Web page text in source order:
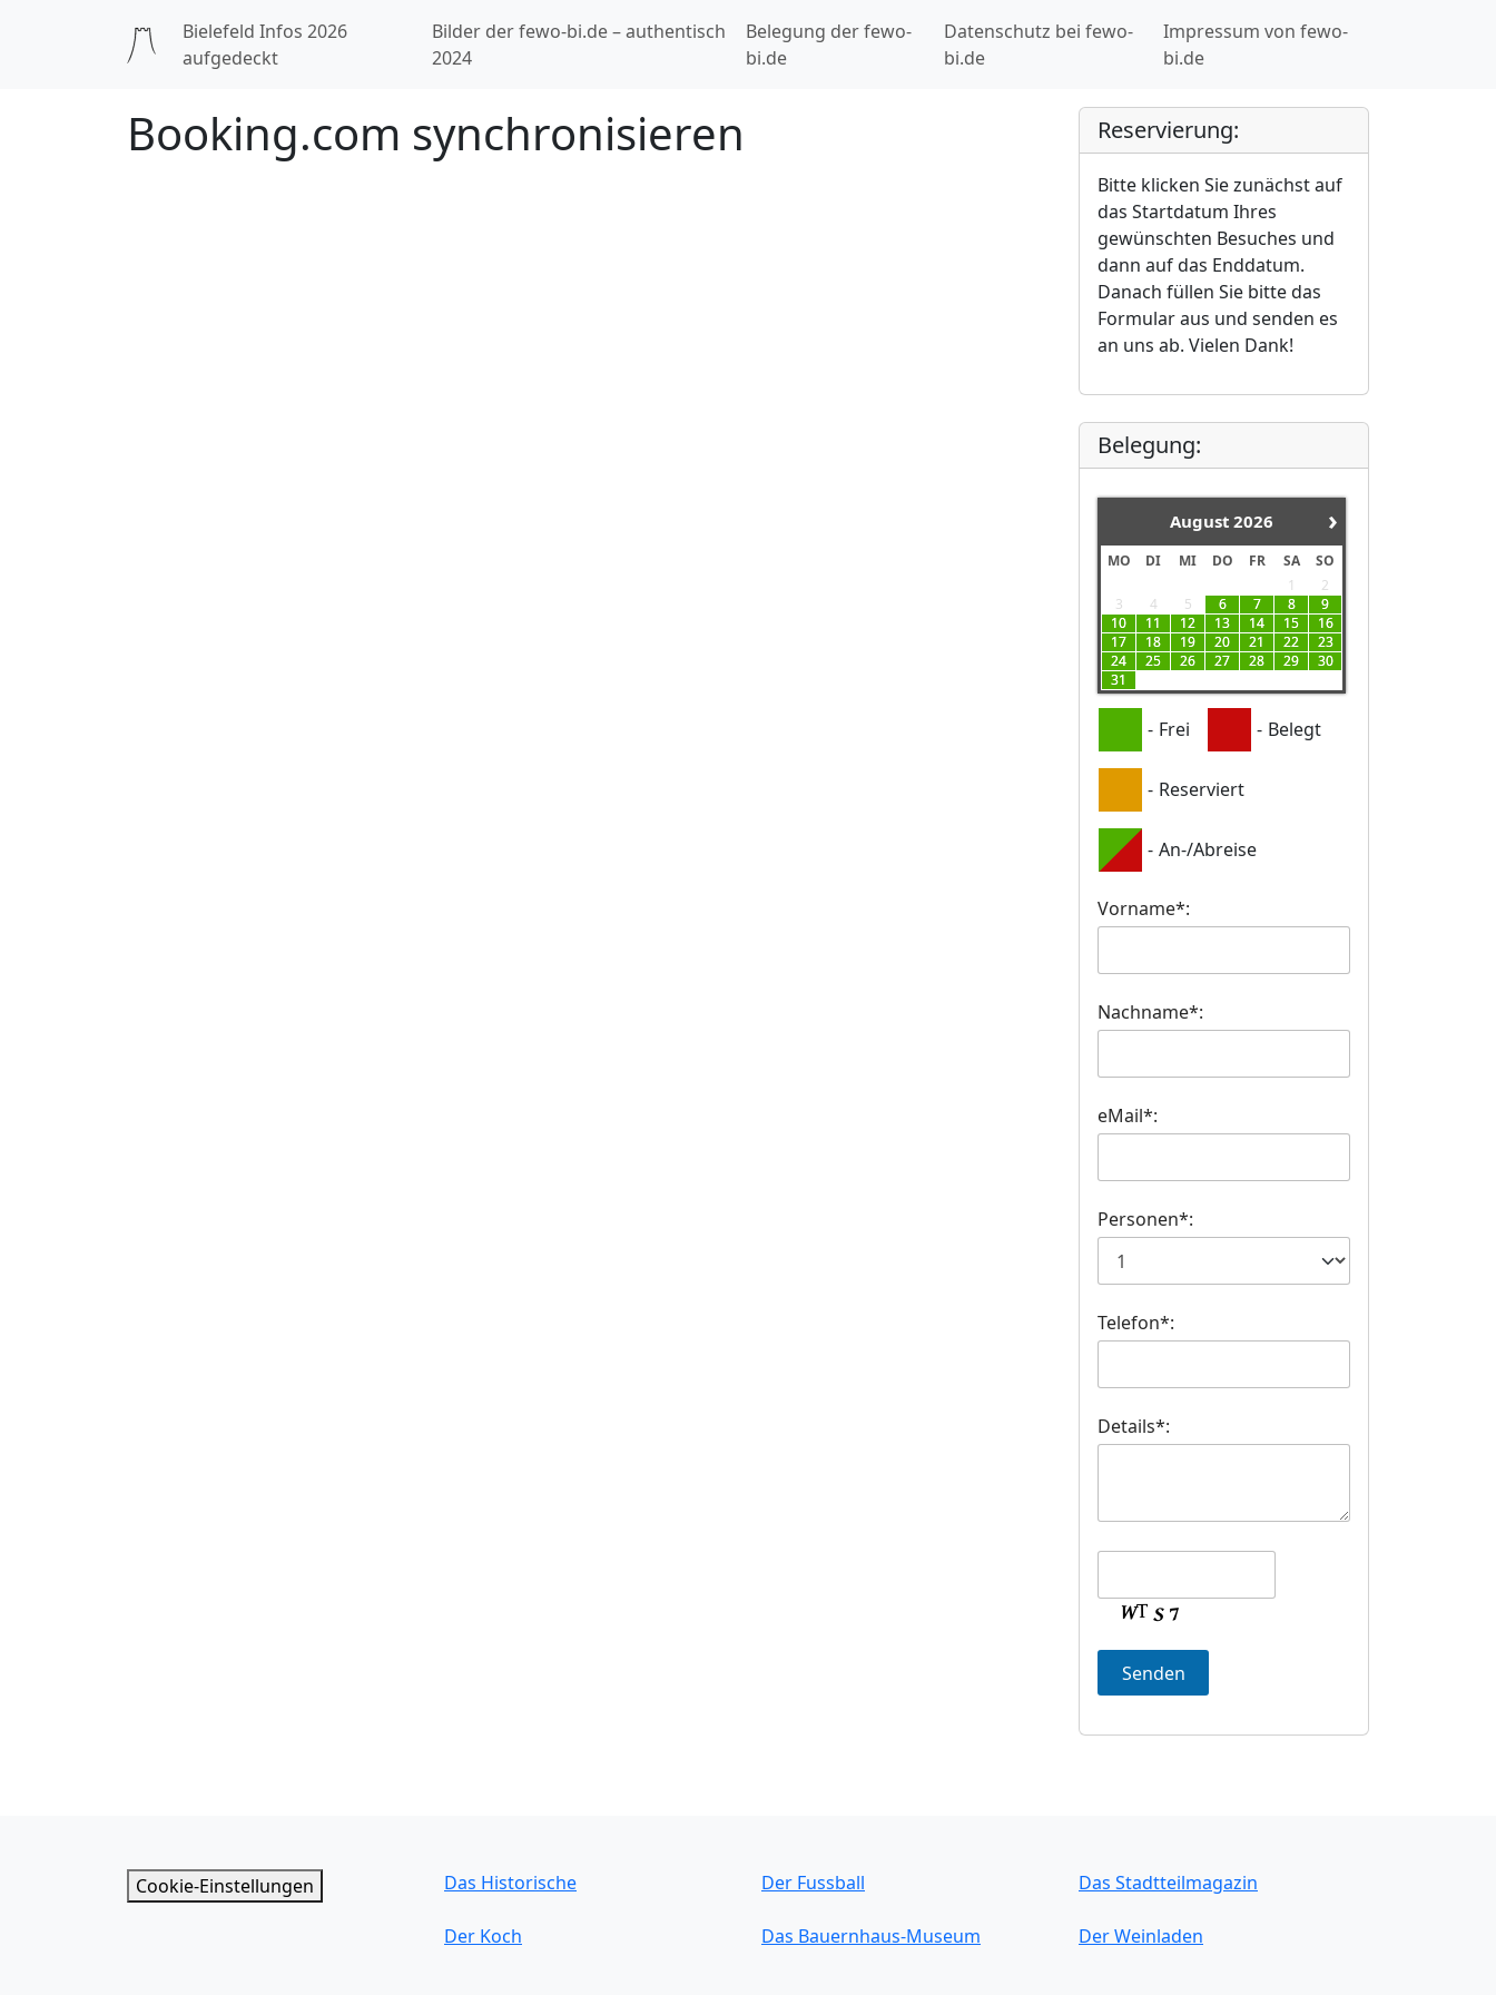
Bielefeld Infos 2026
aufgedeckt
Bilder der fewo-bi.de – authentisch
2024
Belegung der fewo-
bi.de
Datenschutz bei fewo-
bi.de
Impressum von fewo-
bi.de
Booking.com synchronisieren Reservierung:
Bitte klicken Sie zunächst auf
das Startdatum Ihres
gewünschten Besuches und
dann auf das Enddatum.
Danach füllen Sie bitte das
Formular aus und senden es
an uns ab. Vielen Dank!
Belegung:
›
August 2026
MO DI MI DO FR SA
SO
1
2
3
4 5 6 7 8
9
10
11 12 13 14 15
16
17
18 19 20 21 22
23
24
25 26 27 28 29
30
31
- Frei - Belegt
- Reserviert
- An-/Abreise
Vorname*:
Nachname*:
eMail*:
Personen*:
Telefon*:
Details*:
Cookie-Einstellungen Das Historische
Der Koch
Der Fussball
Das Bauernhaus-Museum
Das Stadtteilmagazin
Der Weinladen